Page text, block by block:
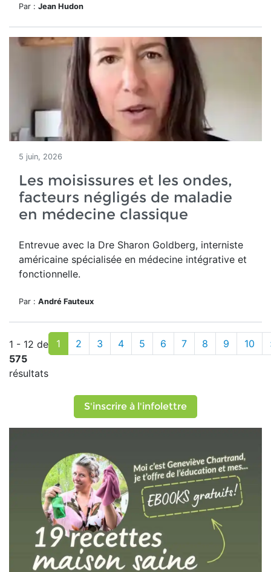
Par : Jean Hudon
5 juin, 2026
Les moisissures et les ondes,
facteurs négligés de maladie
en médecine classique
Entrevue avec la Dre Sharon Goldberg, interniste
américaine spécialisée en médecine intégrative et
fonctionnelle.
Par : André Fauteux
1 - 12 de
575
résultats
1 2 3 4 5 6 7 8 9 10
S'inscrire à l'infolettre